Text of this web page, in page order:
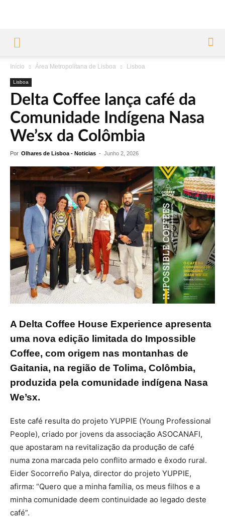
Início Área Metropolitana de Lisboa Lisboa
Lisboa
Delta Coffee lança café da
Comunidade Indígena Nasa
We’sx da Colômbia
Por Olhares de Lisboa - Noticias - Junho 2, 2026
A Delta Coffee House Experience apresenta
uma nova edição limitada do Impossible
Coffee, com origem nas montanhas de
Gaitania, na região de Tolima, Colômbia,
produzida pela comunidade indígena Nasa
We’sx.
Este café resulta do projeto YUPPIE (Young Professional
People), criado por jovens da associação ASOCANAFI,
que apostaram na revitalização da produção de café
numa zona marcada pelo conflito armado e êxodo rural.
Eider Socorreño Palya, director do projeto YUPPIE,
afirma: “Quero que a minha família, os meus filhos e a
minha comunidade deem continuidade ao legado deste
café”.